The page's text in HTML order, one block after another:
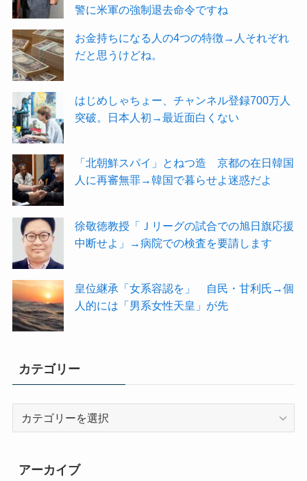
警に米軍の強制退去命令ですね
お金持ちになる人の4つの特徴→人それぞれ
だと思うけどね。
はじめしゃちょー、チャンネル登録700万人
突破。日本人初→最近面白くない
「北朝鮮スパイ」とねつ造 京都の在日韓国
人に再審無罪→韓国で暮らせよ迷惑だよ
徐敬徳教授「Ｊリーグの試合での旭日旗応援
中断せよ」→病院での検査を要請します
皇位継承「女系容認を」 自民・甘利氏→個
人的には「男系女性天皇」が先
カテゴリー
リ
アーカイブ